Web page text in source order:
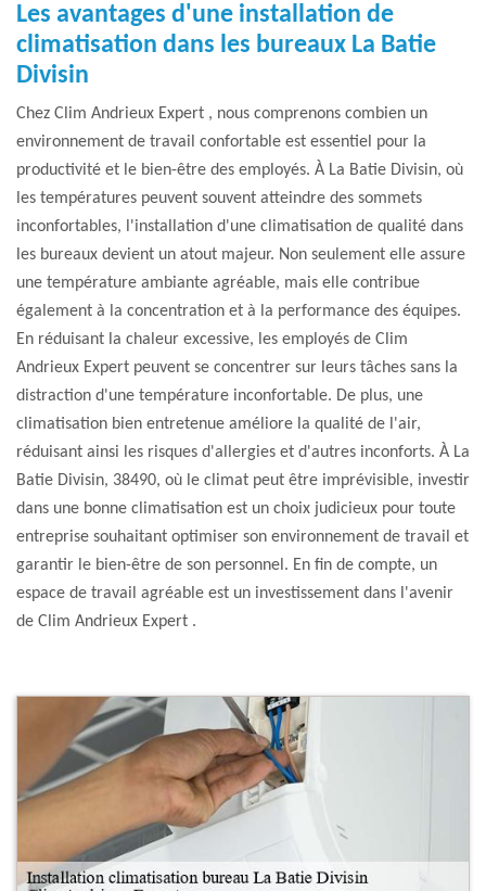
Les avantages d'une installation de
climatisation dans les bureaux La Batie
Divisin
Chez Clim Andrieux Expert , nous comprenons combien un
environnement de travail confortable est essentiel pour la
productivité et le bien-être des employés. À La Batie Divisin, où
les températures peuvent souvent atteindre des sommets
inconfortables, l'installation d'une climatisation de qualité dans
les bureaux devient un atout majeur. Non seulement elle assure
une température ambiante agréable, mais elle contribue
également à la concentration et à la performance des équipes.
En réduisant la chaleur excessive, les employés de Clim
Andrieux Expert peuvent se concentrer sur leurs tâches sans la
distraction d'une température inconfortable. De plus, une
climatisation bien entretenue améliore la qualité de l'air,
réduisant ainsi les risques d'allergies et d'autres inconforts. À La
Batie Divisin, 38490, où le climat peut être imprévisible, investir
dans une bonne climatisation est un choix judicieux pour toute
entreprise souhaitant optimiser son environnement de travail et
garantir le bien-être de son personnel. En fin de compte, un
espace de travail agréable est un investissement dans l'avenir
de Clim Andrieux Expert .